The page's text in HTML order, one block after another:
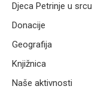
Djeca Petrinje u srcu
Donacije
Geografija
Knjižnica
Naše aktivnosti